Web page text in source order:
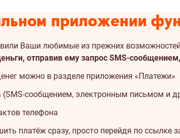
приложении
Ваши любимые из прежних
отправив ему запрос SMS-
можно в разделе приложения «Платежи»
(SMS-сообщением, электронным письмом и
телефона
платёж сразу, просто перейдя по ссылке